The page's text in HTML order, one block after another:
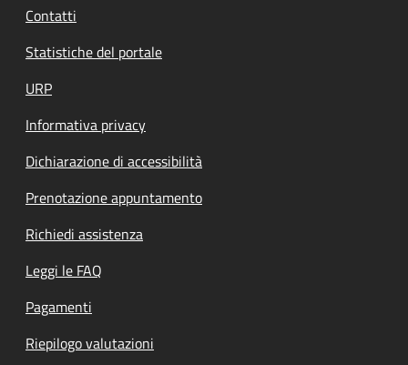
Contatti
Statistiche del portale
URP
Informativa privacy
Dichiarazione di accessibilità
Prenotazione appuntamento
Richiedi assistenza
Leggi le FAQ
Pagamenti
Riepilogo valutazioni